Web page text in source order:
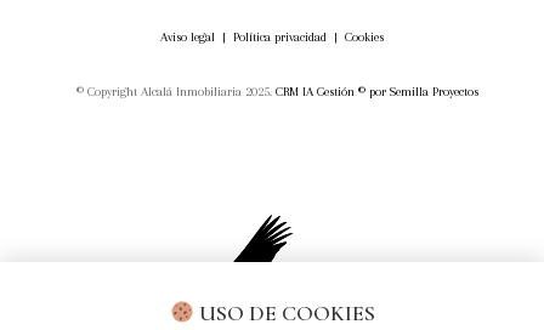
© Copyright Alcalá Inmobiliaria 2025. CRM IA Gestión ©por Semilla Proyectos
Aviso legal | Política privacidad | Cookies
USO DE COOKIES